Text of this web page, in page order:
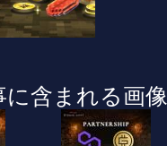
に含まれる画像